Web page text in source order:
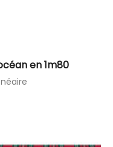
en 1m80